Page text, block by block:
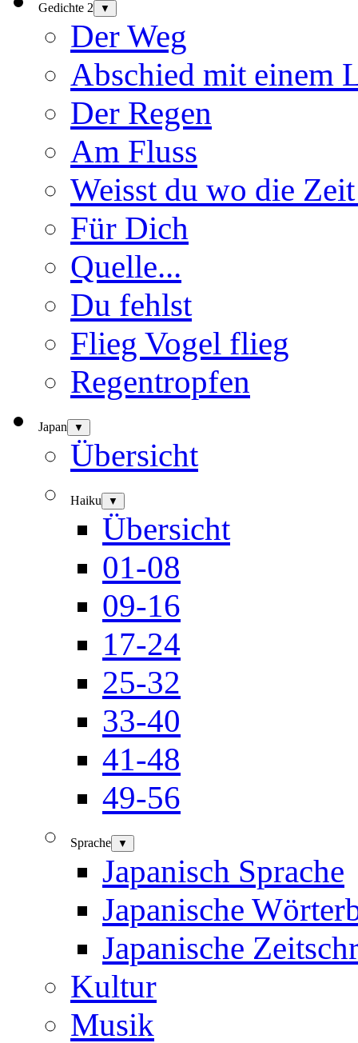
Gedichte 2 ▼
Der Weg
Abschied mit einem
Der Regen
Am Fluss
Weisst du wo die
Für Dich
Quelle...
Du fehlst
Flieg Vogel flieg
Regentropfen
Japan ▼
Übersicht
Haiku ▼
Übersicht
01-08
09-16
17-24
25-32
33-40
41-48
49-56
Sprache ▼
Japanisch Sprache
Japanische
Japanische
Kultur
Musik